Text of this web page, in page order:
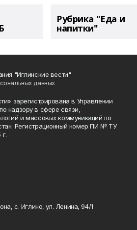
Рубрика "Еда и
напитки"
"Иглинские вести"
данных
зарегистрирована в Управлении
надзору в сфере связи,
и массовых коммуникаций по
Регистрационный номер ПИ № ТУ
г.
с. Иглино, ул. Ленина, 94/1